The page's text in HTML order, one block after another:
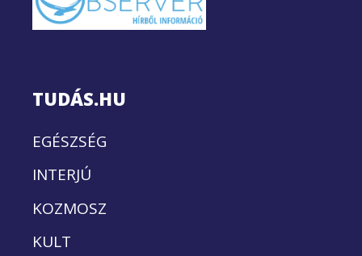
TUDÁS.HU
EGÉSZSÉG
INTERJÚ
KOZMOSZ
KULT